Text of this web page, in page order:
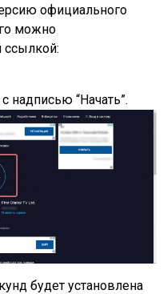
официального
можно
ссылкой:
надписью “Начать”.
будет установлена